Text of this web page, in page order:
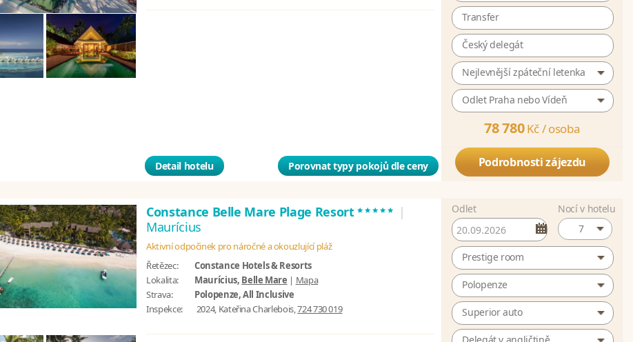
Detail hotelu Porovnat typy pokojů dle ceny
Transfer
Český delegát
Nejlevnější zpáteční letenka
Odlet Praha nebo Vídeň
78 780 Kč /osoba
Podrobnosti zájezdu
Constance Belle Mare Plage Resort***** |
Maurícius
Aktivní odpočinek pro náročné a okouzlující pláž
Řetězec:
Constance Hotels & Resorts
Lokalita:
Maurícius, Belle Mare | Mapa
Strava:
Polopenze, All Inclusive
Inspekce:
2024, Kateřina Charlebois,724 730 019
Odlet
Nocí v hotelu
7
Prestige room
Polopenze
Superior auto